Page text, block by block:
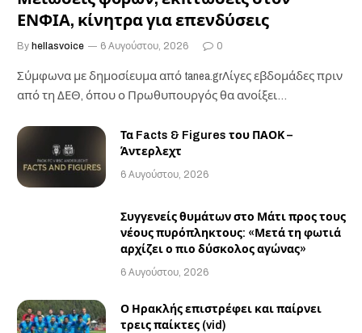
ΕΝΦΙΑ, κίνητρα για επενδύσεις
By hellasvoice 6 Αυγούστου, 2026 0
Σύμφωνα με δημοσίευμα από tanea.grΛίγες εβδομάδες πριν
από τη ΔΕΘ, όπου ο Πρωθυπουργός θα ανοίξει…
Τα Facts & Figures του ΠΑΟΚ –
Άντερλεχτ
6 Αυγούστου, 2026
Συγγενείς θυμάτων στο Μάτι προς τους
νέους πυρόπληκτους: «Μετά τη φωτιά
αρχίζει ο πιο δύσκολος αγώνας»
6 Αυγούστου, 2026
Ο Ηρακλής επιστρέφει και παίρνει
τρεις παίκτες (vid)